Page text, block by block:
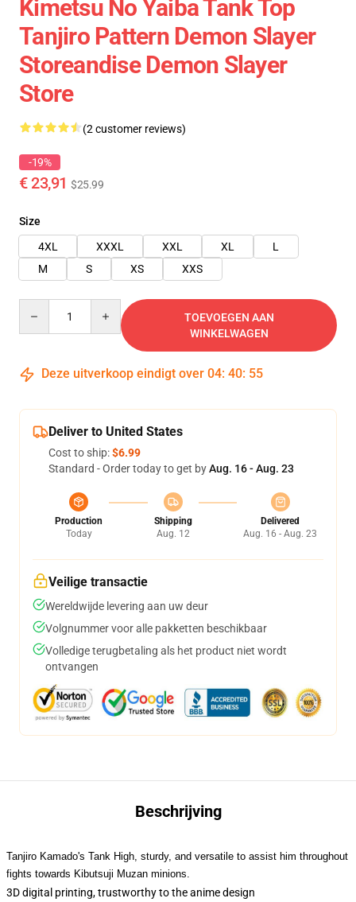
Kimetsu No Yaiba Tank Top
Tanjiro Pattern Demon Slayer
Storeandise Demon Slayer
Store
(2 customer reviews)
-19%
€ 23,91 $25.99
Size
4XL
XXXL XXL XL
L
M
S XS XXS
TOEVOEGEN AAN
WINKELWAGEN
Deze uitverkoop eindigt over 04: 40: 54
Deliver to United States
Cost to ship:$6.99
Standard - Order today to get byAug. 16 - Aug. 23
Production
Today
Shipping
Aug. 12
Delivered
Aug. 16 - Aug. 23
Veilige transactie
Wereldwijde levering aan uw deur
Volgnummer voor alle pakketten beschikbaar
Volledige terugbetaling als het product niet wordt
ontvangen
Beschrijving
Tanjiro Kamado's Tank High, sturdy, and versatile to assist him throughout
fights towards Kibutsuji Muzan minions.
3D digital printing, trustworthy to the anime design